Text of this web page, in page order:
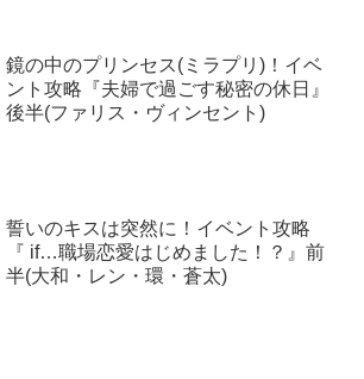
鏡の中のプリンセス(ミラプリ)！イベ
ント攻略『夫婦で過ごす秘密の休日』
後半(ファリス・ヴィンセント)
誓いのキスは突然に！イベント攻略
『 if…職場恋愛はじめました！？』前
半(大和・レン・環・蒼太)